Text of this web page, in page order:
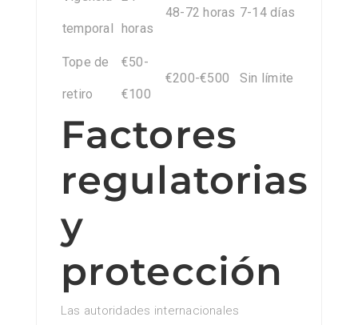
temporal horas
48-72 horas 7-14 días
Tope de
retiro
€50-
€100
€200-€500 Sin límite
Factores
regulatorias
y
protección
Las autoridades internacionales